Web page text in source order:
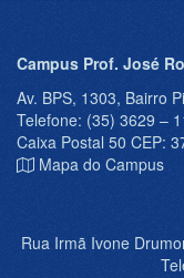
Campus Prof. José
Av. BPS, 1303, Bairro
Telefone: (35) 3629 –
Caixa Postal 50 CEP:
Mapa do Campus
Rua Irmã Ivone